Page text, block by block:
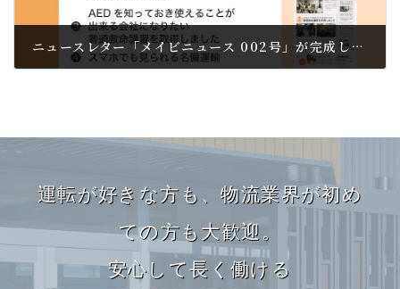
ニュースレター「メイビニュース 002号」が完成しました。
運転が好きな方も、物流業界が初め
ての方も大歓迎。
安心して長く働ける
カ
リ
ン